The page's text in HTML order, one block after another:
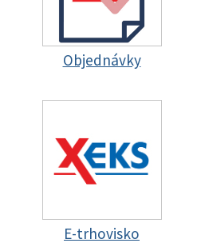
Objednávky
E-trhovisko